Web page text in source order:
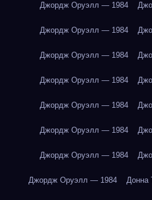
Джордж Оруэлл — 1984
Джордж Оруэлл — 1984
Джордж Оруэлл — 1984
Джордж Оруэлл — 1984
Джордж Оруэлл — 1984
Джордж Оруэлл — 1984
Джордж Оруэлл — 1984
Джордж Оруэлл — 1984 Донна